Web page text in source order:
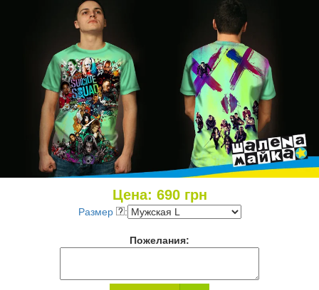
Цена: 690грн
Размер :
Пожелания: